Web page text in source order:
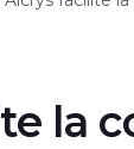
la